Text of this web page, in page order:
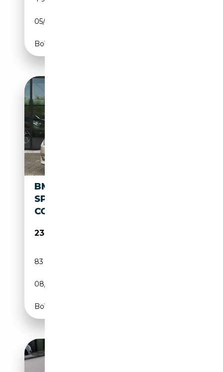
05/2023
Boîte automatique
BMW 325I CABRIO LCI AUT -
SPORTST, PROF NAVI,
COMBOX
23 950€
83 987 km
08/2012
Boîte automatique